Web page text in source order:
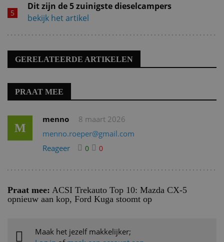
Dit zijn de 5 zuinigste dieselcampers
bekijk het artikel
GERELATEERDE ARTIKELEN
PRAAT MEE
M
menno
8 maart 2026
menno.roeper@gmail.com
Reageer
0 0
Praat mee: ACSI Trekauto Top 10: Mazda CX-5
opnieuw aan kop, Ford Kuga stoomt op
Maak het jezelf makkelijker;